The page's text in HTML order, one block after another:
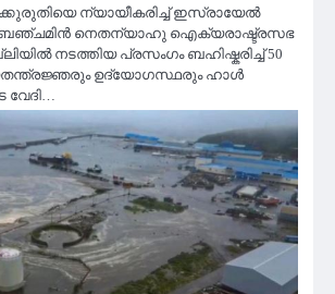
ന്യായീകരിച്ച് ഇസ്രായേൽ
ബെഞ്ചമിൻ നെതന്യാഹു ഐക്യരാഷ്ട്രസഭ
നടത്തിയ പ്രസംഗം ബഹിഷ്കരിച്ച് 50
ഉദ്യോഗസ്ഥരും ഹാൾ
വേദി…